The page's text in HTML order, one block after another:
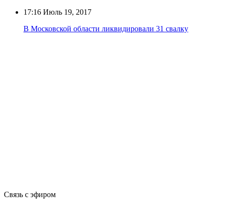
17:16 Июль 19, 2017
В Московской области ликвидировали 31 свалку
Связь с эфиром